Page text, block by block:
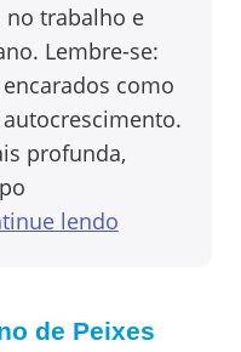
no trabalho e
Lembre-se:
como
profunda,
lendo
de Peixes